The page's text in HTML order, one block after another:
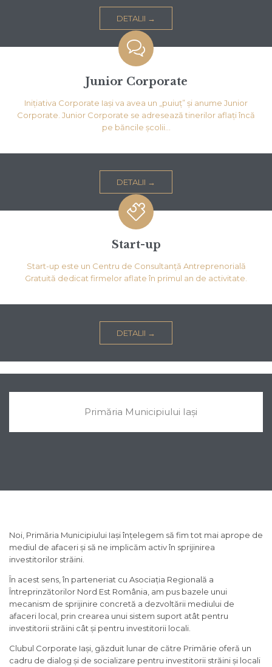
DETALII →

Junior Corporate
Inițiativa Corporate Iași va avea un „puiuț” și anume Junior
Corporate. Junior Corporate se adresează tinerilor aflați încă
pe băncile școlii…
DETALII →

Start-up
Start-up este un Centru de Consultanță Antreprenorială
Gratuită dedicat firmelor aflate în primul an de activitate.
DETALII →
Primăria Municipiului Iași
Noi, Primăria Municipiului Iași înțelegem să fim tot mai aprope de
mediul de afaceri și să ne implicăm activ în sprijinirea
investitorilor străini.
În acest sens, în parteneriat cu Asociația Regională a
Întreprinzătorilor Nord Est România, am pus bazele unui
mecanism de sprijinire concretă a dezvoltării mediului de
afaceri local, prin crearea unui sistem suport atât pentru
investitorii străini cât și pentru investitorii locali.
Clubul Corporate Iași, găzduit lunar de către Primărie oferă un
cadru de dialog și de socializare pentru investitorii străini și locali